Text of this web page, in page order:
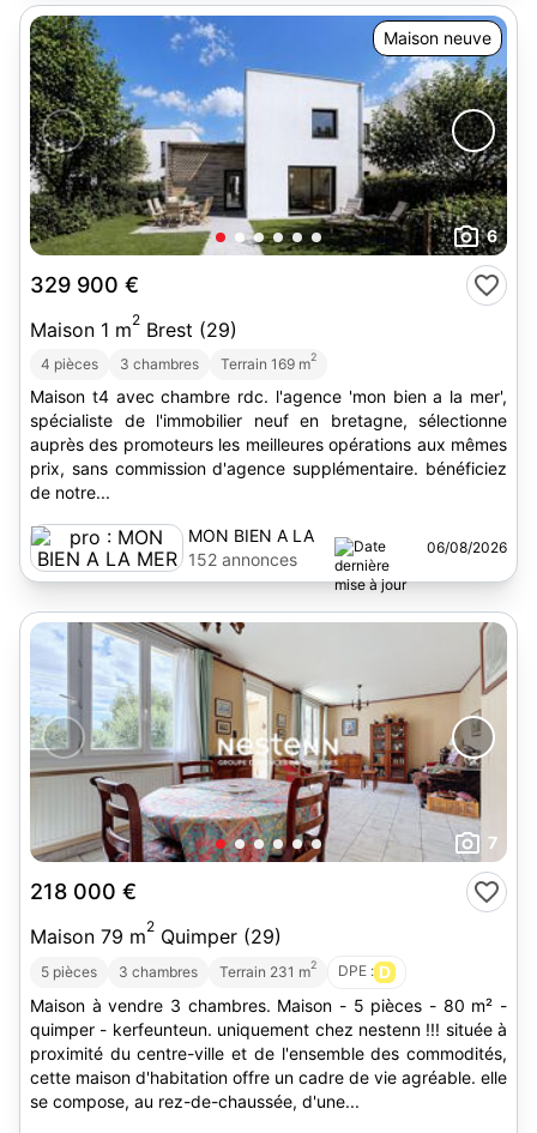
Maison neuve
6
329 900 €
Maison 1 m2 Brest (29)
4 pièces 3 chambres Terrain 169 m2
Maison t4 avec chambre rdc. l'agence 'mon bien a la mer',
spécialiste de l'immobilier neuf en bretagne, sélectionne
auprès des promoteurs les meilleures opérations aux mêmes
prix, sans commission d'agence supplémentaire. bénéficiez
de notre...
MON BIEN A LA
MER
152 annonces
06/08/2026
7
218 000 €
Maison 79 m2 Quimper (29)
5 pièces 3 chambres Terrain 231 m2 DPE : D
Maison à vendre 3 chambres. Maison - 5 pièces - 80 m² -
quimper - kerfeunteun. uniquement chez nestenn !!! située à
proximité du centre-ville et de l'ensemble des commodités,
cette maison d'habitation offre un cadre de vie agréable. elle
se compose, au rez-de-chaussée, d'une...